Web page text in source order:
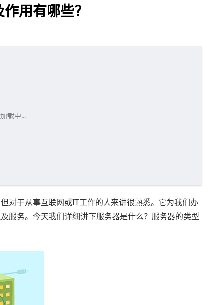
用有哪些？
对于从事互联网或IT工作的人来讲很熟悉。它为我们办
服务。今天我们详细讲下服务器是什么？服务器的类型